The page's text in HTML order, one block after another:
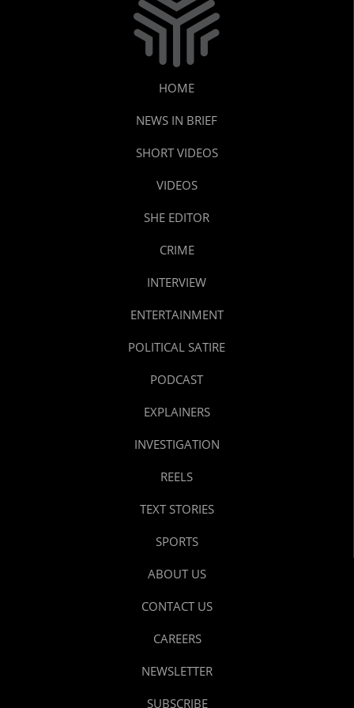
HOME
NEWS IN BRIEF
SHORT VIDEOS
VIDEOS
SHE EDITOR
CRIME
INTERVIEW
ENTERTAINMENT
POLITICAL SATIRE
PODCAST
EXPLAINERS
INVESTIGATION
REELS
TEXT STORIES
SPORTS
ABOUT US
CONTACT US
CAREERS
NEWSLETTER
SUBSCRIBE